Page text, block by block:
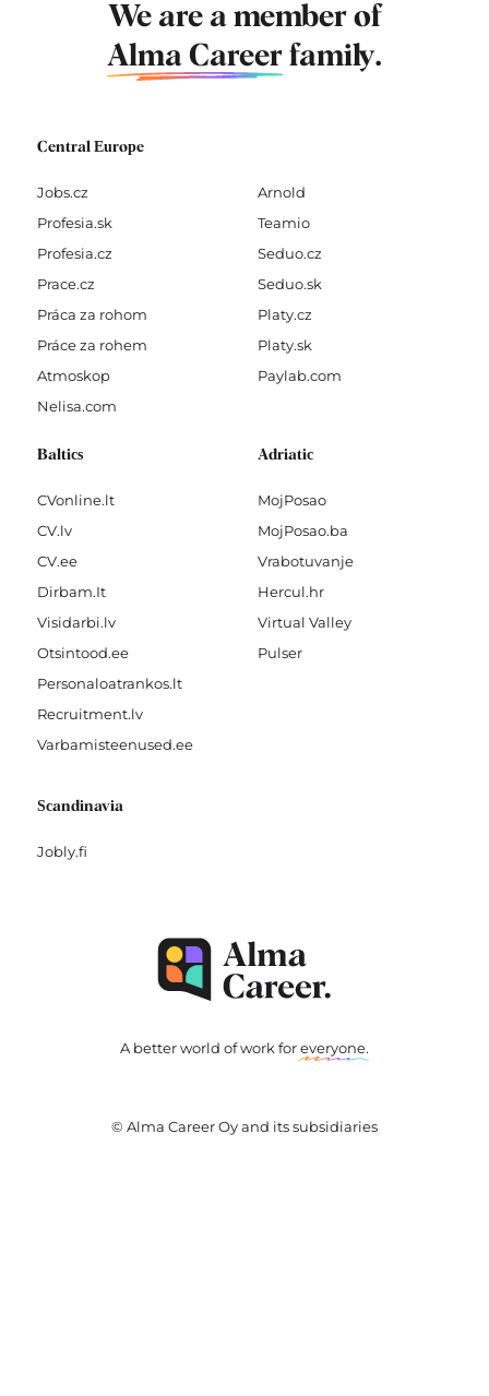
We are a member of
Alma Career family.
Central Europe
Jobs.cz
Profesia.sk
Profesia.cz
Prace.cz
Práca za rohom
Práce za rohem
Atmoskop
Nelisa.com
Arnold
Teamio
Seduo.cz
Seduo.sk
Platy.cz
Platy.sk
Paylab.com
Baltics
CVonline.lt
CV.lv
CV.ee
Dirbam.It
Visidarbi.lv
Otsintood.ee
Personaloatrankos.lt
Recruitment.lv
Varbamisteenused.ee
Adriatic
MojPosao
MojPosao.ba
Vrabotuvanje
Hercul.hr
Virtual Valley
Pulser
Scandinavia
Jobly.fi
A better world of work foreveryone.
© Alma Career Oy and its subsidiaries